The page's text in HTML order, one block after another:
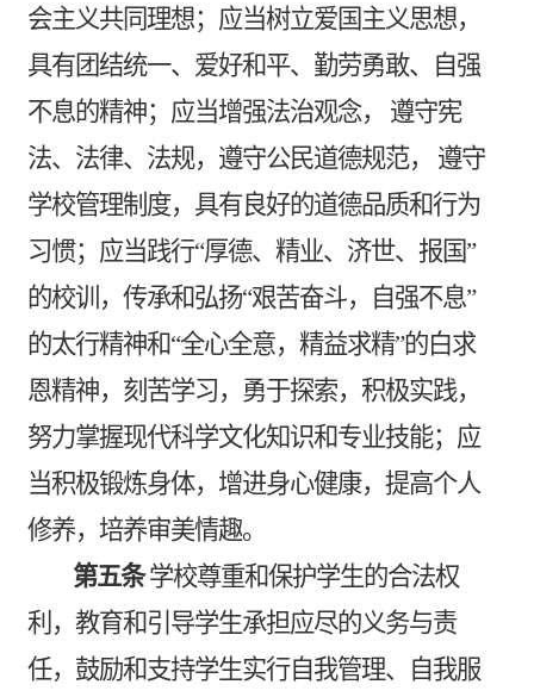
会主义共同理想；应当树立爱国主义思想，
具有团结统一、爱好和平、勤劳勇敢、自强
不息的精神；应当增强法治观念， 遵守宪
法、法律、法规，遵守公民道德规范， 遵守
学校管理制度，具有良好的道德品质和行为
习惯；应当践行“厚德、精业、济世、报国”
的校训，传承和弘扬“艰苦奋斗，自强不息”
的太行精神和“全心全意，精益求精”的白求
恩精神，刻苦学习，勇于探索，积极实践，
努力掌握现代科学文化知识和专业技能；应
当积极锻炼身体，增进身心健康，提高个人
修养，培养审美情趣。
第五条 学校尊重和保护学生的合法权
利，教育和引导学生承担应尽的义务与责
任，鼓励和支持学生实行自我管理、自我服